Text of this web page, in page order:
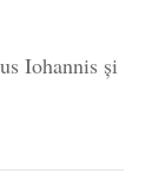
că i-aţi
Iohannis și